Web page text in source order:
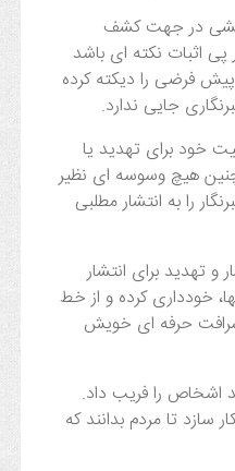
در جهت کشف
پی اثبات نکته ای باشد
فرضی را دیکته کرده
جایی ندارد.
خود برای تهدید یا
هیچ وسوسه ای نظیر
را به انتشار مطلبی
و تهدید برای انتشار
خودداری کرده و از خط
حرفه ای خویش
اشخاص را فریب داد.
سازد تا مردم بدانند که